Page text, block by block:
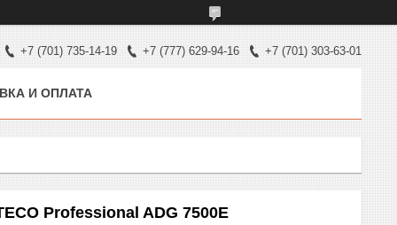
+7 (701) 735-14-19 +7 (777) 629-94-16 +7 (701) 303-63-01
И ОПЛАТА
Professional ADG 7500E